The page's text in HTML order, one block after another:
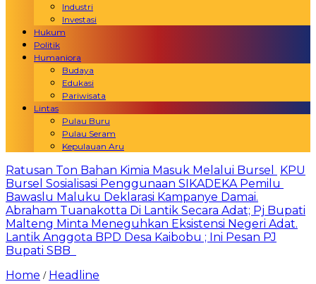
Industri
Investasi
Hukum
Politik
Humaniora
Budaya
Edukasi
Pariwisata
Lintas
Pulau Buru
Pulau Seram
Kepulauan Aru
Ratusan Ton Bahan Kimia Masuk Melalui Bursel
KPU
Bursel Sosialisasi Penggunaan SIKADEKA Pemilu
Bawaslu Maluku Deklarasi Kampanye Damai.
Abraham Tuanakotta Di Lantik Secara Adat; Pj Bupati
Malteng Minta Meneguhkan Eksistensi Negeri Adat.
Lantik Anggota BPD Desa Kaibobu ; Ini Pesan PJ
Bupati SBB
Home / Headline